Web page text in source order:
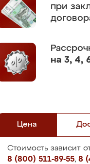
при
на 3, 4,
Цена
Стоимость зависит
8 (800) 511-89-55, 8